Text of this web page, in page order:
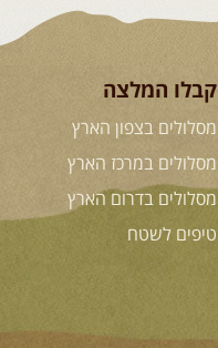
קבלו המלצה
מסלולים בצפון הארץ
מסלולים במרכז הארץ
מסלולים בדרום הארץ
טיפים לשטח